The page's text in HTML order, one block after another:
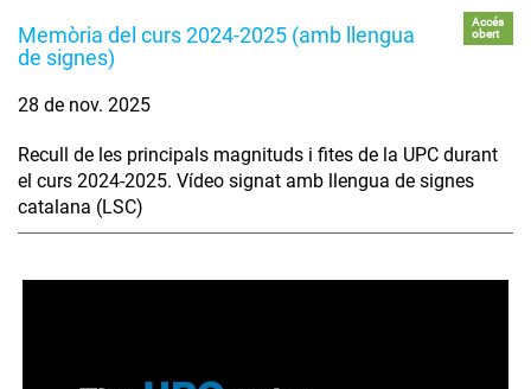
Memòria del curs 2024-2025 (amb llengua
de signes)
Accés
obert
28 de nov. 2025
Recull de les principals magnituds i fites de la UPC durant
el curs 2024-2025. Vídeo signat amb llengua de signes
catalana (LSC)